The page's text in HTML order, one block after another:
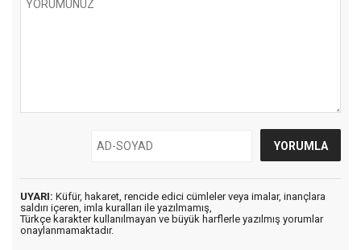
UYARI: Küfür, hakaret, rencide edici cümleler veya imalar, inançlara
saldırı içeren, imla kuralları ile yazılmamış,
Türkçe karakter kullanılmayan ve büyük harflerle yazılmış yorumlar
onaylanmamaktadır.